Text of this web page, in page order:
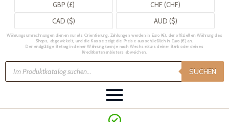
GBP (£)
CHF (CHF)
CAD ($)
AUD ($)
Währungsumrechnungen dienen nur als Orientierung. Zahlungen werden in Euro (€), der offiziellen Währung des
Shops, abgewickelt, und die Kasse zeigt die Preise ausschließlich in Euro (€) an.
Der endgültige Betrag in deiner Währung kann je nach Wechselkurs deiner Bank oder deines
Kreditkartenanbieters abweichen.
Products
search SUCHEN